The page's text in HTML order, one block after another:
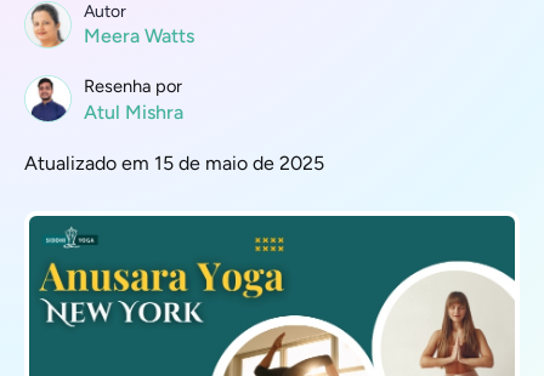
Autor
Meera Watts
Resenha por
Atul Mishra
Atualizado em 15 de maio de 2025